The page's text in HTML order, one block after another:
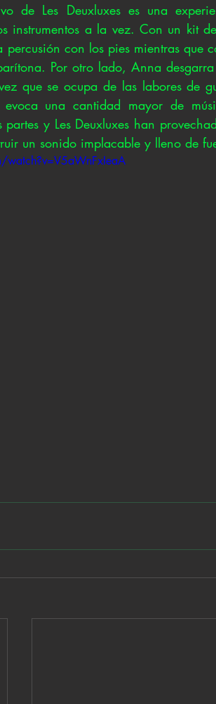
de Les Deuxluxes es una
instrumentos a la vez. Con un kit
percusión con los pies mientras que
Por otro lado, Anna
que se ocupa de las labores de
una cantidad mayor de
partes y Les Deuxluxes han
un sonido implacable y lleno de